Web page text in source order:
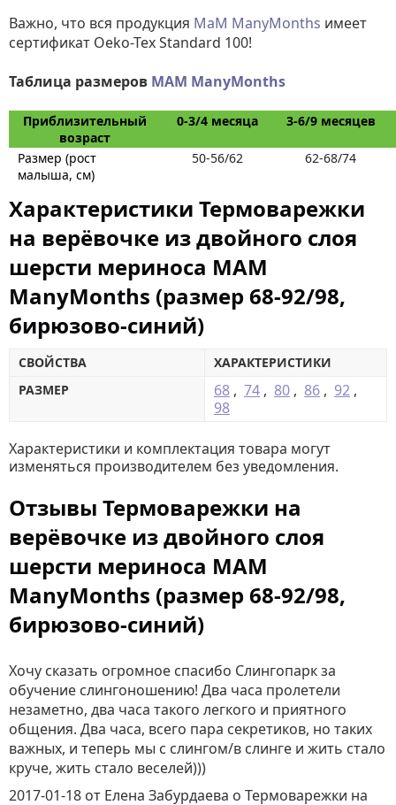
Важно, что вся продукция МаМ ManyMonths имеет
сертификат Oeko-Tex Standard 100!
Таблица размеров MAM ManyMonths
Приблизительный
возраст
0-3/4 месяца 3-6/9 месяцев
Размер (рост
малыша, см)
50-56/62 62-68/74
Характеристики Термоварежки
на верёвочке из двойного слоя
шерсти мериноса MAM
ManyMonths (размер 68-92/98,
бирюзово-синий)
СВОЙСТВА
ХАРАКТЕРИСТИКИ
РАЗМЕР
68 , 74 , 80 , 86 , 92 ,
98
Характеристики и комплектация товара могут
изменяться производителем без уведомления.
Отзывы Термоварежки на
верёвочке из двойного слоя
шерсти мериноса MAM
ManyMonths (размер 68-92/98,
бирюзово-синий)
Хочу сказать огромное спасибо Слингопарк за
обучение слингоношению! Два часа пролетели
незаметно, два часа такого легкого и приятного
общения. Два часа, всего пара секретиков, но таких
важных, и теперь мы с слингом/в слинге и жить стало
круче, жить стало веселей)))
2017-01-18 от Елена Забурдаева о Термоварежки на